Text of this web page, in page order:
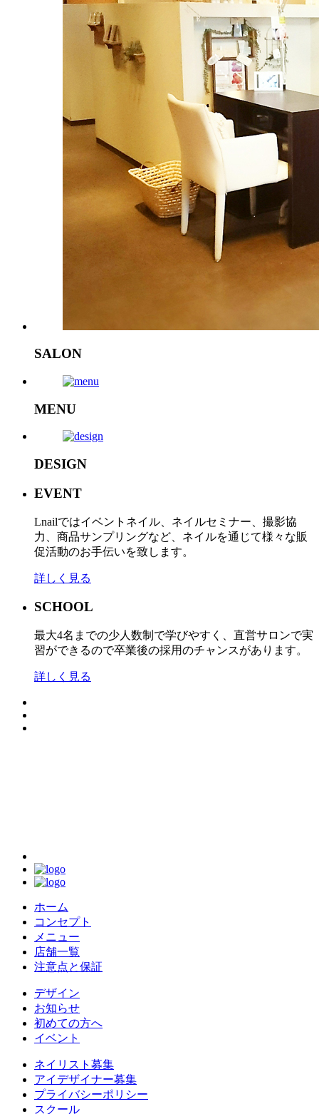
SALON
MENU
DESIGN
EVENT
Lnailではイベントネイル、ネイルセミナー、撮影協
力、商品サンプリングなど、ネイルを通じて様々な販
促活動のお手伝いを致します。
詳しく見る
SCHOOL
最大4名までの少人数制で学びやすく、直営サロンで実
習ができるので卒業後の採用のチャンスがあります。
詳しく見る
ホーム
コンセプト
メニュー
店舗一覧
注意点と保証
デザイン
お知らせ
初めての方へ
イベント
ネイリスト募集
アイデザイナー募集
プライバシーポリシー
スクール